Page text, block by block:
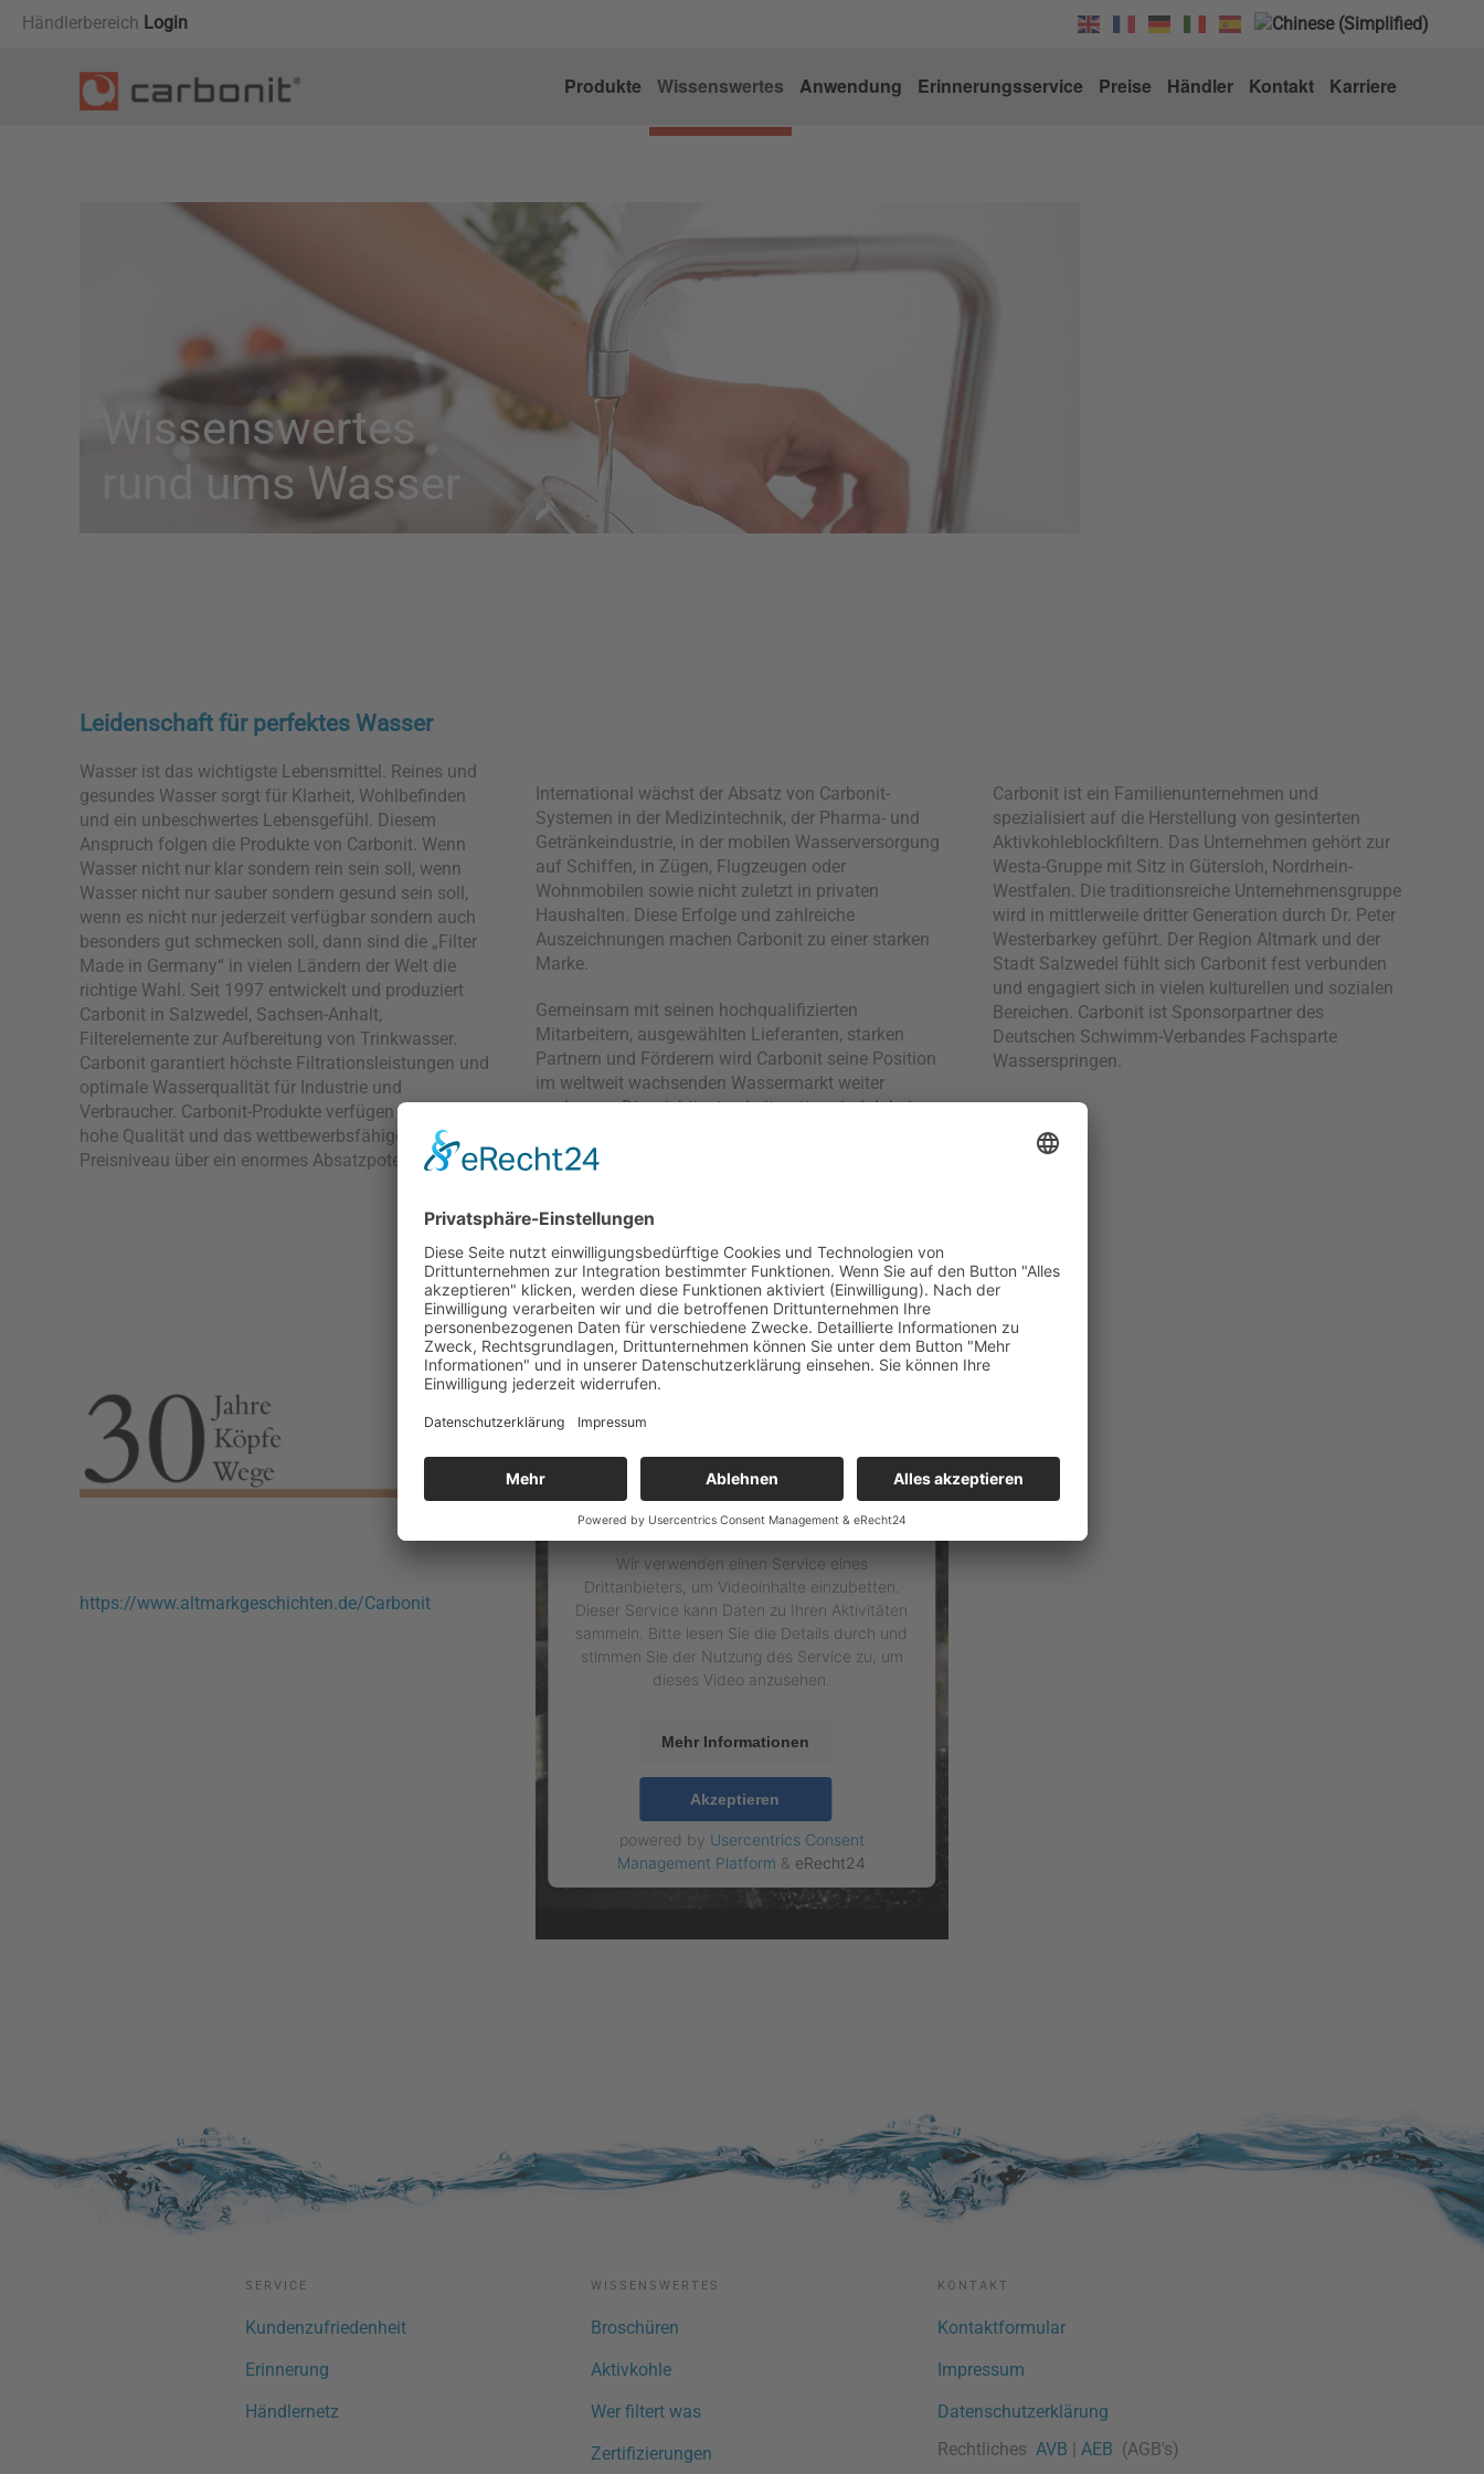
Händlerbereich Login
Produkte Wissenswertes Anwendung Erinnerungsservice Preise Händler Kontakt Karriere
Wissenswertes
rund ums Wasser
Leidenschaft für perfektes Wasser
Wasser ist das wichtigste Lebensmittel. Reines und
gesundes Wasser sorgt für Klarheit, Wohlbefinden
und ein unbeschwertes Lebensgefühl. Diesem
Anspruch folgen die Produkte von Carbonit. Wenn
Wasser nicht nur klar sondern rein sein soll, wenn
Wasser nicht nur sauber sondern gesund sein soll,
wenn es nicht nur jederzeit verfügbar sondern auch
besonders gut schmecken soll, dann sind die „Filter
Made in Germany“ in vielen Ländern der Welt die
richtige Wahl. Seit 1997 entwickelt und produziert
Carbonit in Salzwedel, Sachsen-Anhalt,
Filterelemente zur Aufbereitung von Trinkwasser.
Carbonit garantiert höchste Filtrationsleistungen und
optimale Wasserqualität für Industrie und
Verbraucher. Carbonit-Produkte verfügen durch ihre
hohe Qualität und das wettbewerbsfähige
Preisniveau über ein enormes Absatzpotenzial.
International wächst der Absatz von Carbonit-
Systemen in der Medizintechnik, der Pharma- und
Getränkeindustrie, in der mobilen Wasserversorgung
auf Schiffen, in Zügen, Flugzeugen oder
Wohnmobilen sowie nicht zuletzt in privaten
Haushalten. Diese Erfolge und zahlreiche
Auszeichnungen machen Carbonit zu einer starken
Marke.
Gemeinsam mit seinen hochqualifizierten
Mitarbeitern, ausgewählten Lieferanten, starken
Partnern und Förderern wird Carbonit seine Position
im weltweit wachsenden Wassermarkt weiter
ausbauen. Die wichtigsten Leitmotive sind dabei
Produktqualität, nachhaltige und umweltgerechte
Leidenschaft für perfektes Wasser.
Carbonit ist ein Familienunternehmen und
spezialisiert auf die Herstellung von gesinterten
Aktivkohleblockfiltern. Das Unternehmen gehört zur
Westa-Gruppe mit Sitz in Gütersloh, Nordrhein-
Westfalen. Die traditionsreiche Unternehmensgruppe
wird in mittlerweile dritter Generation durch Dr. Peter
Westerbarkey geführt. Der Region Altmark und der
Stadt Salzwedel fühlt sich Carbonit fest verbunden
und engagiert sich in vielen kulturellen und sozialen
Bereichen. Carbonit ist Sponsorpartner des
Deutschen Schwimm-Verbandes Fachsparte
Wasserspringen.
https://www.altmarkgeschichten.de/Carbonit
Wir benötigen Ihre Zustimmung, um
den YouTube Video-Service zu laden!
Wir verwenden einen Service eines
Drittanbieters, um Videoinhalte einzubetten.
Dieser Service kann Daten zu Ihren Aktivitäten
sammeln. Bitte lesen Sie die Details durch und
stimmen Sie der Nutzung des Service zu, um
dieses Video anzusehen.
Mehr Informationen
Akzeptieren
powered by Usercentrics Consent
Management Platform & eRecht24
SERVICE
Kundenzufriedenheit
Erinnerung
Händlernetz
WISSENSWERTES
Broschüren
Aktivkohle
Wer filtert was
Zertifizierungen
KONTAKT
Kontaktformular
Impressum
Datenschutzerklärung
Rechtliches AVB | AEB (AGB's)